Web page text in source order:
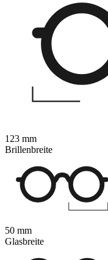
123 mm
Brillenbreite
50 mm
Glasbreite